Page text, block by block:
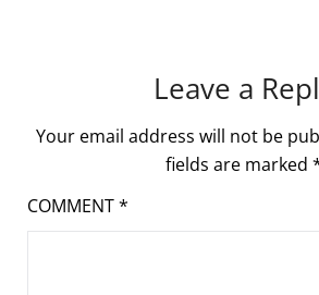
Leave a
Your email address will not be
fields are marked
COMMENT*